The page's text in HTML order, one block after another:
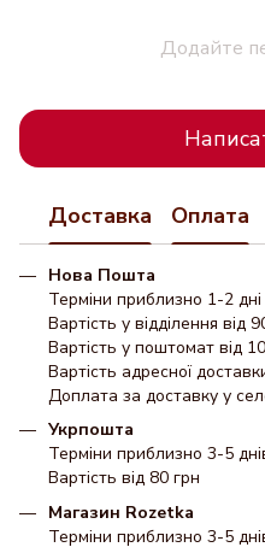
Додайте
Доставка Оплата
Нова Пошта
Терміни приблизно 1-2 дні
Вартість у відділення від
Вартість у поштомат від
Вартість адресної
Доплата за доставку у
Укрпошта
Терміни приблизно 3-5
Вартість від 80 грн
Магазин Rozetka
Терміни приблизно 3-5